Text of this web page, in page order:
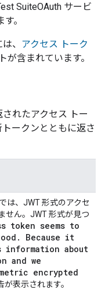
SuiteOAuth サービ
。
、 アクセス トーク
が含まれています。
れたアクセス トー
ークンとともに返さ
は、JWT 形式のアクセ
せん。JWT 形式が見つ
token seems to
.
Because it
information about
and we
encrypted
が表示されます。